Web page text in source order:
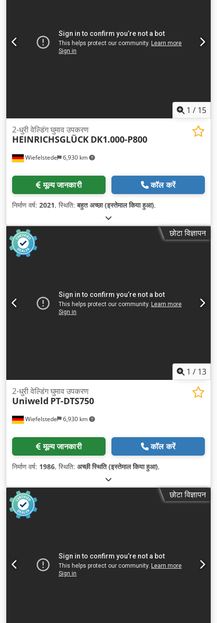
1 / 15
Wiefelstede 6,930 km
2-धुरी वेल्डिंग घुमाव उपकरण
HEINRICHSGLÜCK DK1.000-P800
मूल्य जानकारी कॉल करें
निर्माण वर्ष: 2021, स्थिति:बहुत अच्छा (इस्तेमाल किया हुआ),
छोटा विज्ञापन
1 / 13
Wiefelstede 6,930 km
2-धुरी वेल्डिंग घुमाव उपकरण
Uniweld PT-DTS750
मूल्य जानकारी कॉल करें
निर्माण वर्ष: 1986, स्थिति: अच्छी स्थिति (इस्तेमाल किया हुआ),
छोटा विज्ञापन